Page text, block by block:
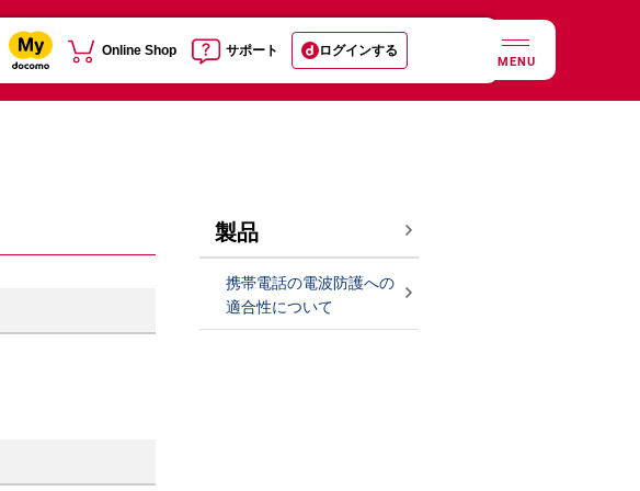
Online Shop サポート ログインする
MENU
製品
携帯電話の電波防護への
適合性について